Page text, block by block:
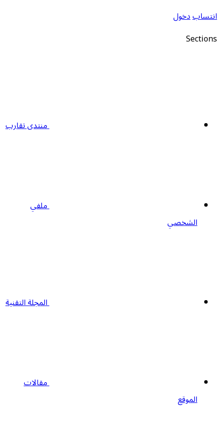
انتسابدخول
Sections
منتدى تقارب
ملفي
الشخصي
المجلة التقنية
مقالات
الموقع